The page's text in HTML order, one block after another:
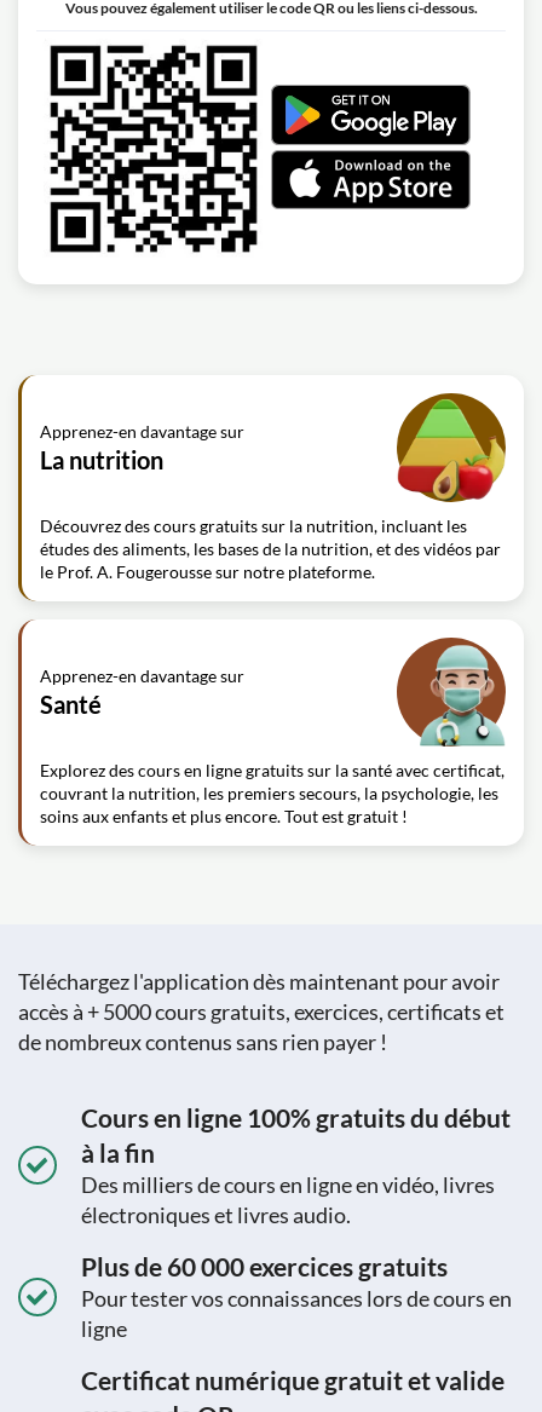
Vous pouvez également utiliser le code QR ou les liens ci-dessous.
Apprenez-en davantage sur
La nutrition
Découvrez des cours gratuits sur la nutrition, incluant les
études des aliments, les bases de la nutrition, et des vidéos par
le Prof. A. Fougerousse sur notre plateforme.
Apprenez-en davantage sur
Santé
Explorez des cours en ligne gratuits sur la santé avec certificat,
couvrant la nutrition, les premiers secours, la psychologie, les
soins aux enfants et plus encore. Tout est gratuit !
Téléchargez l'application dès maintenant pour avoir
accès à + 5000 cours gratuits, exercices, certificats et
de nombreux contenus sans rien payer !
Cours en ligne 100% gratuits du début
à la fin
Des milliers de cours en ligne en vidéo, livres
électroniques et livres audio.
Plus de 60 000 exercices gratuits
Pour tester vos connaissances lors de cours en
ligne
Certificat numérique gratuit et valide